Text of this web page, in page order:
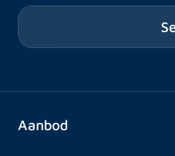
Aanbod